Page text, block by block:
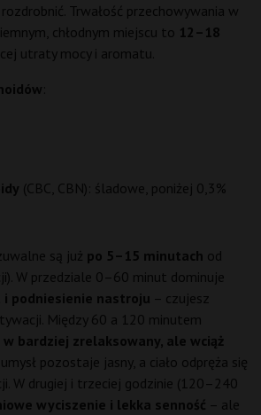
Trwałość przechowywania w
chłodnym miejscu to 12–18
utraty mocy i aromatu.
(CBC, CBN): śladowe, poniżej 0,3%
są już po 5–15 minutach od
W przedziale 0–60 minut dominuje
podniesienie nastroju – czujesz
Między 60 a 120 minutem
bardziej zrelaksowany, ale wciąż
pozostaje jasny, a ciało odpręża się
W drugiej i trzeciej godzinie (120–240
wyciszenie i lekka senność – ale